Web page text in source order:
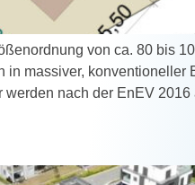
von ca. 80 bis
massiver, konventioneller
nach der EnEV